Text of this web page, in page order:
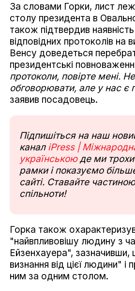
За словами Горки, лист
столу президента в
також підтвердив
відповідних протоколів на
Венсу доведеться
президентські
протоколи, повірте мені.
обговорювати, але у нас є
заявив посадовець.
Підпишіться на наш
канал iPress |
українськоюде ми
рамки і показуємо
сайті. Ставайте
спільноти!
Горка також
"найвпливовішу людину з
Ейзенхауера", зазначивши,
визнання від цієї людини" і
ним за одним столом.